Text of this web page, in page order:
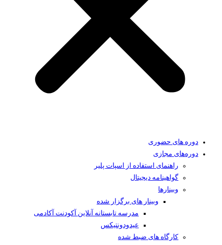
دوره های حضوری
دوره‌های مجازی
راهنمای استفاده از اسپات پلیر
گواهینامه دیجیتال
وبینار‌ها
وبینار های برگزار شده
مدرسه تابستانه آنلاین آکودنت آکادمی
عیدودونتیکس
کارگاه های ضبط شده